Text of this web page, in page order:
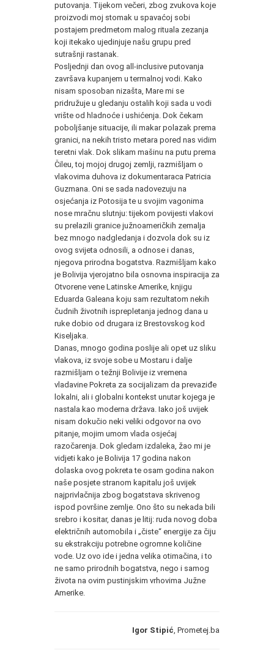
putovanja. Tijekom večeri, zbog zvukova koje
proizvodi moj stomak u spavaćoj sobi
postajem predmetom malog rituala zezanja
koji itekako ujedinjuje našu grupu pred
sutrašnji rastanak.
Posljednji dan ovog all-inclusive putovanja
završava kupanjem u termalnoj vodi. Kako
nisam sposoban nizašta, Mare mi se
pridružuje u gledanju ostalih koji sada u vodi
vrište od hladnoće i ushićenja. Dok čekam
poboljšanje situacije, ili makar polazak prema
granici, na nekih tristo metara pored nas vidim
teretni vlak. Dok slikam mašinu na putu prema
Čileu, toj mojoj drugoj zemlji, razmišljam o
vlakovima duhova iz dokumentaraca Patricia
Guzmana. Oni se sada nadovezuju na
osjećanja iz Potosija te u svojim vagonima
nose mračnu slutnju: tijekom povijesti vlakovi
su prelazili granice južnoameričkih zemalja
bez mnogo nadgledanja i dozvola dok su iz
ovog svijeta odnosili, a odnose i danas,
njegova prirodna bogatstva. Razmišljam kako
je Bolivija vjerojatno bila osnovna inspiracija za
Otvorene vene Latinske Amerike, knjigu
Eduarda Galeana koju sam rezultatom nekih
čudnih životnih isprepletanja jednog dana u
ruke dobio od drugara iz Brestovskog kod
Kiseljaka.
Danas, mnogo godina poslije ali opet uz sliku
vlakova, iz svoje sobe u Mostaru i dalje
razmišljam o težnji Bolivije iz vremena
vladavine Pokreta za socijalizam da prevaziđe
lokalni, ali i globalni kontekst unutar kojega je
nastala kao moderna država. Iako još uvijek
nisam dokučio neki veliki odgovor na ovo
pitanje, mojim umom vlada osjećaj
razočarenja. Dok gledam izdaleka, žao mi je
vidjeti kako je Bolivija 17 godina nakon
dolaska ovog pokreta te osam godina nakon
naše posjete stranom kapitalu još uvijek
najprivlačnija zbog bogatstava skrivenog
ispod površine zemlje. Ono što su nekada bili
srebro i kositar, danas je litij: ruda novog doba
električnih automobila i „čiste“ energije za čiju
su ekstrakciju potrebne ogromne količine
vode. Uz ovo ide i jedna velika otimačina, i to
ne samo prirodnih bogatstva, nego i samog
života na ovim pustinjskim vrhovima Južne
Amerike.
Igor Stipić , Prometej.ba